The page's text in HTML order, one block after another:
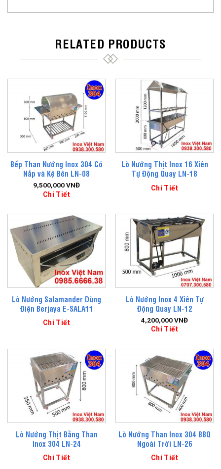
RELATED PRODUCTS
Bếp Than Nướng Inox 304 Có
Nắp và Kệ Bên LN-08
9,500,000VNĐ
Chi Tiết
Lò Nướng Thịt Inox 16 Xiên
Tự Động Quay LN-18
Chi Tiết
Lò Nướng Salamander Dùng
Điện Berjaya E-SALA11
Chi Tiết
Lò Nướng Inox 4 Xiên Tự
Động Quay LN-12
4,200,000VNĐ
Chi Tiết
Lò Nướng Thịt Bằng Than
Inox 304 LN-24
Chi Tiết
Lò Nướng Than Inox 304 BBQ
Ngoài Trời LN-26
Chi Tiết